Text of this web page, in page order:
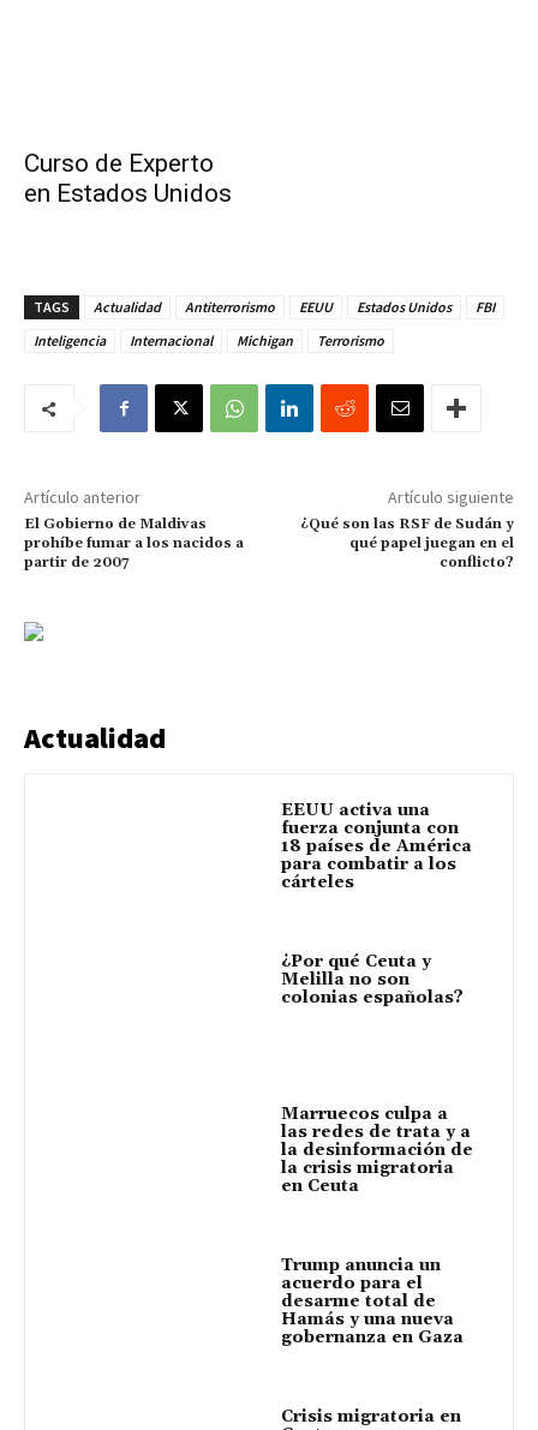
Curso de Experto
en Estados Unidos
TAGS Actualidad Antiterrorismo EEUU Estados Unidos
FBI
Inteligencia
Internacional Michigan Terrorismo
Artículo anterior
El Gobierno de Maldivas
prohíbe fumar a los nacidos a
partir de 2007
Artículo siguiente
¿Qué son las RSF de Sudán y
qué papel juegan en el
conflicto?
Actualidad
EEUU activa una
fuerza conjunta con
18 países de América
para combatir a los
cárteles
¿Por qué Ceuta y
Melilla no son
colonias españolas?
Marruecos culpa a
las redes de trata y a
la desinformación de
la crisis migratoria
en Ceuta
Trump anuncia un
acuerdo para el
desarme total de
Hamás y una nueva
gobernanza en Gaza
Crisis migratoria en